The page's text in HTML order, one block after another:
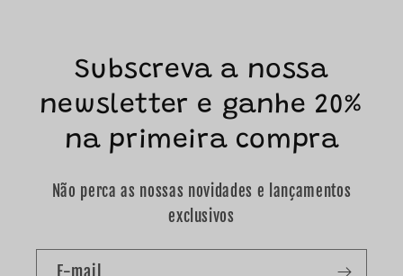
Subscreva a nossa
newsletter e ganhe 20%
na primeira compra
Não perca as nossas novidades e lançamentos
exclusivos
E-mail